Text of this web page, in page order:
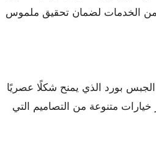
من الخدمات لضمان تحقيق ملموس
بورد الذي يمنح شكلًا عصريًا
متنوعة من التصاميم التي